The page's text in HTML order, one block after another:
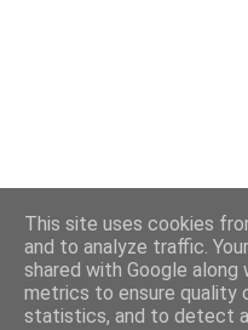
This site uses cookies
and to analyze traffic.
shared with Google
metrics to ensure quality
statistics, and to detect